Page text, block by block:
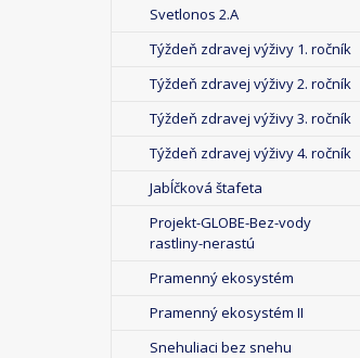
Svetlonos 2.A
Týždeň zdravej výživy 1. ročník
Týždeň zdravej výživy 2. ročník
Týždeň zdravej výživy 3. ročník
Týždeň zdravej výživy 4. ročník
Jabĺčková štafeta
Projekt-GLOBE-Bez-vody
rastliny-nerastú
Pramenný ekosystém
Pramenný ekosystém II
Snehuliaci bez snehu